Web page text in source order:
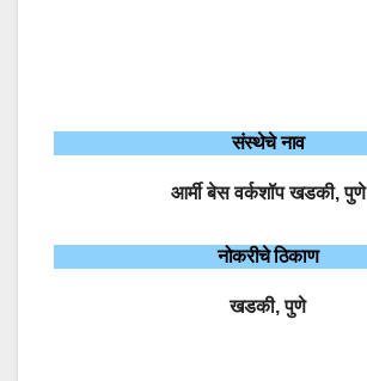
संस्थेचे नाव
आर्मी बेस वर्कशॉप खडकी, पुणे
नोकरीचे ठिकाण
खडकी, पुणे